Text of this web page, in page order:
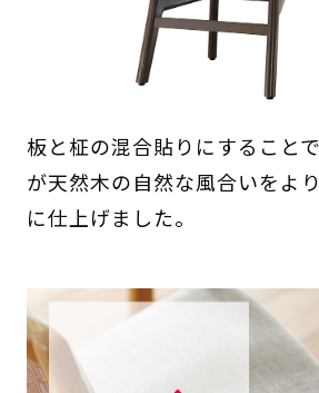
板と柾の混合貼りにすること
が天然木の自然な風合いをよ
に仕上げました。